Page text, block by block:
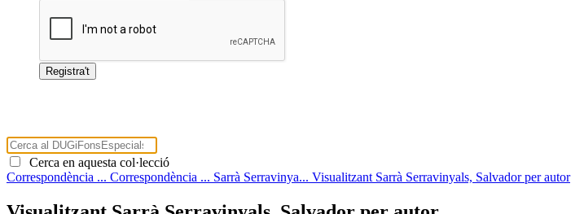
Cerca en aquesta col·lecció
Correspondència ... Correspondència ... Sarrà Serravinya... Visualitzant Sarrà Serravinyals, Salvador per autor